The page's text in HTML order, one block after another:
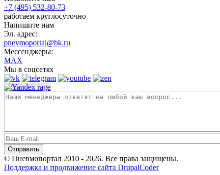
+7 (495) 532-80-73
работаем круглосуточно
Напишите нам
Эл. адрес:
pnevmoportal@bk.ru
Мессенджеры:
MAX
Мы в соцсетях
© Пневмопортал 2010 - 2026. Все права защищены.
Поддержка и продвижение сайта DrupalCoder